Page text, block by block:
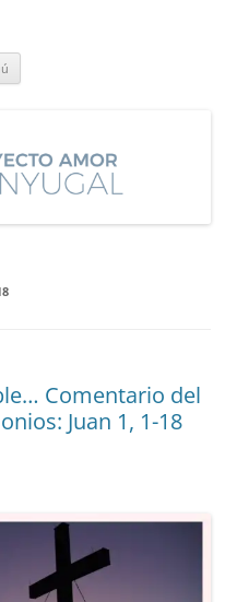
Comentario del
Juan 1, 1-18